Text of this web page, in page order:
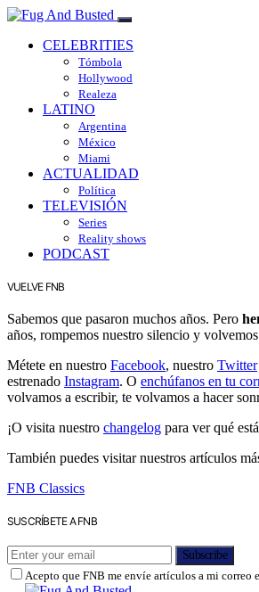
CELEBRITIES
Tómbola
Hollywood
Realeza
LATINO
Argentina
México
Miami
ACTUALIDAD
Política
TELEVISIÓN
Series
Reality shows
PODCAST
VUELVE FNB
Sabemos que pasaron muchos años. Pero
años, rompemos nuestro silencio y
Métete en nuestro Facebook, nuestro Twitter
estrenado Instagram. O enchúfanos en tu
volvamos a escribir, te volvamos a hacer
¡O visita nuestro changelog para ver qué
También puedes visitar nuestros artículos
FNB Classics
SUSCRÍBETE A FNB
Subscribe
Acepto que FNB me envíe artículos a mi correo